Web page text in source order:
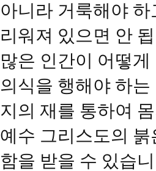
아니라 거룩해야
리워져 있으면 안
많은 인간이 어떻
의식을 행해야 하
지의 재를 통하여
예수 그리스도의
함을 받을 수 있습